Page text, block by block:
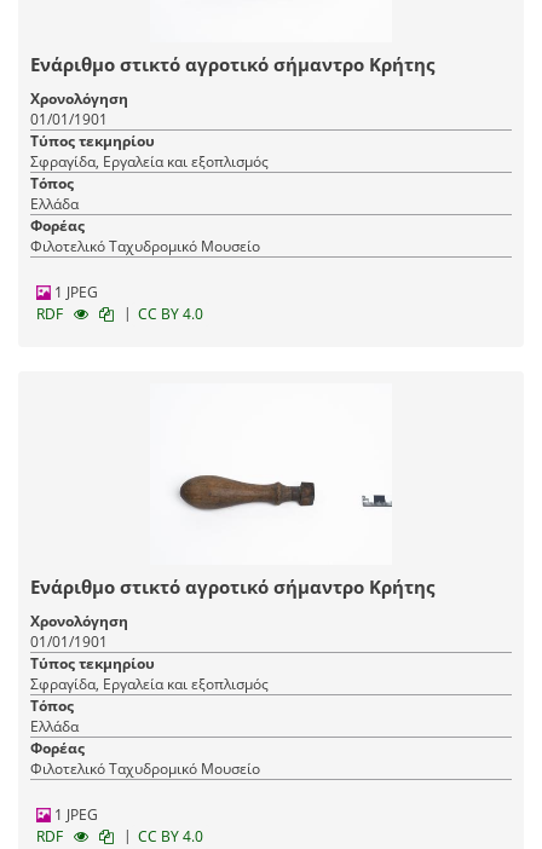
Ενάριθμο στικτό αγροτικό σήμαντρο Κρήτης
Χρονολόγηση
01/01/1901
Τύπος τεκμηρίου
Σφραγίδα, Εργαλεία και εξοπλισμός
Τόπος
Ελλάδα
Φορέας
Φιλοτελικό Ταχυδρομικό Μουσείο
1 JPEG
RDF
| CC BY 4.0
Ενάριθμο στικτό αγροτικό σήμαντρο Κρήτης
Χρονολόγηση
01/01/1901
Τύπος τεκμηρίου
Σφραγίδα, Εργαλεία και εξοπλισμός
Τόπος
Ελλάδα
Φορέας
Φιλοτελικό Ταχυδρομικό Μουσείο
1 JPEG
RDF
| CC BY 4.0